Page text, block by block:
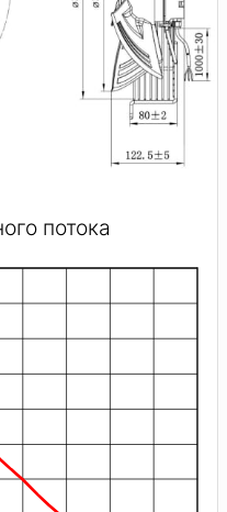
потока